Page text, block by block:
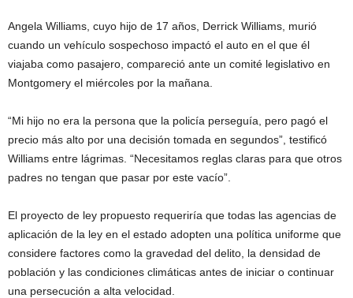
Angela Williams, cuyo hijo de 17 años, Derrick Williams, murió
cuando un vehículo sospechoso impactó el auto en el que él
viajaba como pasajero, compareció ante un comité legislativo en
Montgomery el miércoles por la mañana.
“Mi hijo no era la persona que la policía perseguía, pero pagó el
precio más alto por una decisión tomada en segundos”, testificó
Williams entre lágrimas. “Necesitamos reglas claras para que otros
padres no tengan que pasar por este vacío”.
El proyecto de ley propuesto requeriría que todas las agencias de
aplicación de la ley en el estado adopten una política uniforme que
considere factores como la gravedad del delito, la densidad de
población y las condiciones climáticas antes de iniciar o continuar
una persecución a alta velocidad.